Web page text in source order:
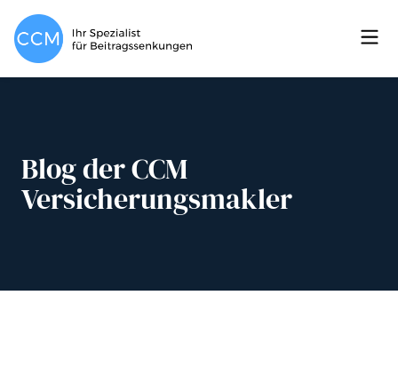
Blog der CCM
Versicherungsmakler